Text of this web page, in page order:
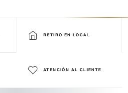
RETIRO EN LOCAL
ATENCIÓN AL CLIENTE